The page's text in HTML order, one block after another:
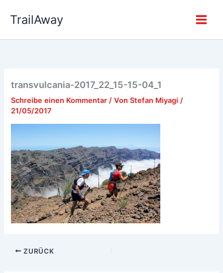
InhaltTrailAway
transvulcania-2017_22_15-15-04_1
Schreibe einen Kommentar / VonStefan Miyagi/
21/05/2017
ZURÜCK